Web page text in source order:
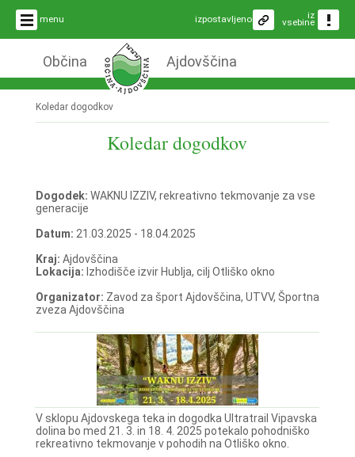
menu iz
vsebine
izpostavljeno
Občina Ajdovščina
Koledar dogodkov
Koledar dogodkov
Dogodek: WAKNU IZZIV, rekreativno tekmovanje za vse
generacije
Datum: 21.03.2025 - 18.04.2025
Kraj: Ajdovščina
Lokacija: Izhodišče izvir Hublja, cilj Otliško okno
Organizator: Zavod za šport Ajdovščina, UTVV, Športna
zveza Ajdovščina
V sklopu Ajdovskega teka in dogodka Ultratrail Vipavska
dolina bo med 21. 3. in 18. 4. 2025 potekalo pohodniško
rekreativno tekmovanje v pohodih na Otliško okno.